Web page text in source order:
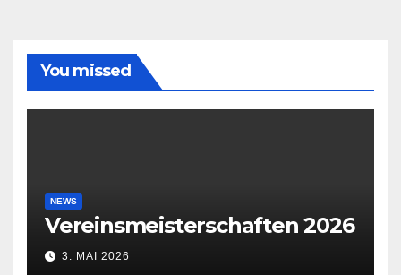
You missed
NEWS
Vereinsmeisterschaften 2026
3. MAI 2026